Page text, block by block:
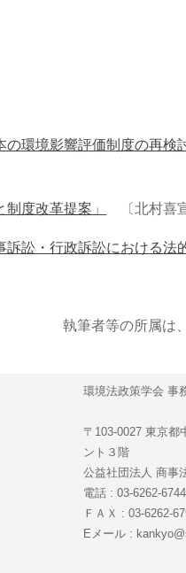
環境影響評価制度の再検
度改革提案」 〔北村喜
訟・行政訴訟における法
の所属は、2021
環境法政策学会 事
〒103-0027 東京都
ント３階
公益社団法人 商
電話 : 03-6262-6744
ＦＡＸ : 03-6262-
Eメール :